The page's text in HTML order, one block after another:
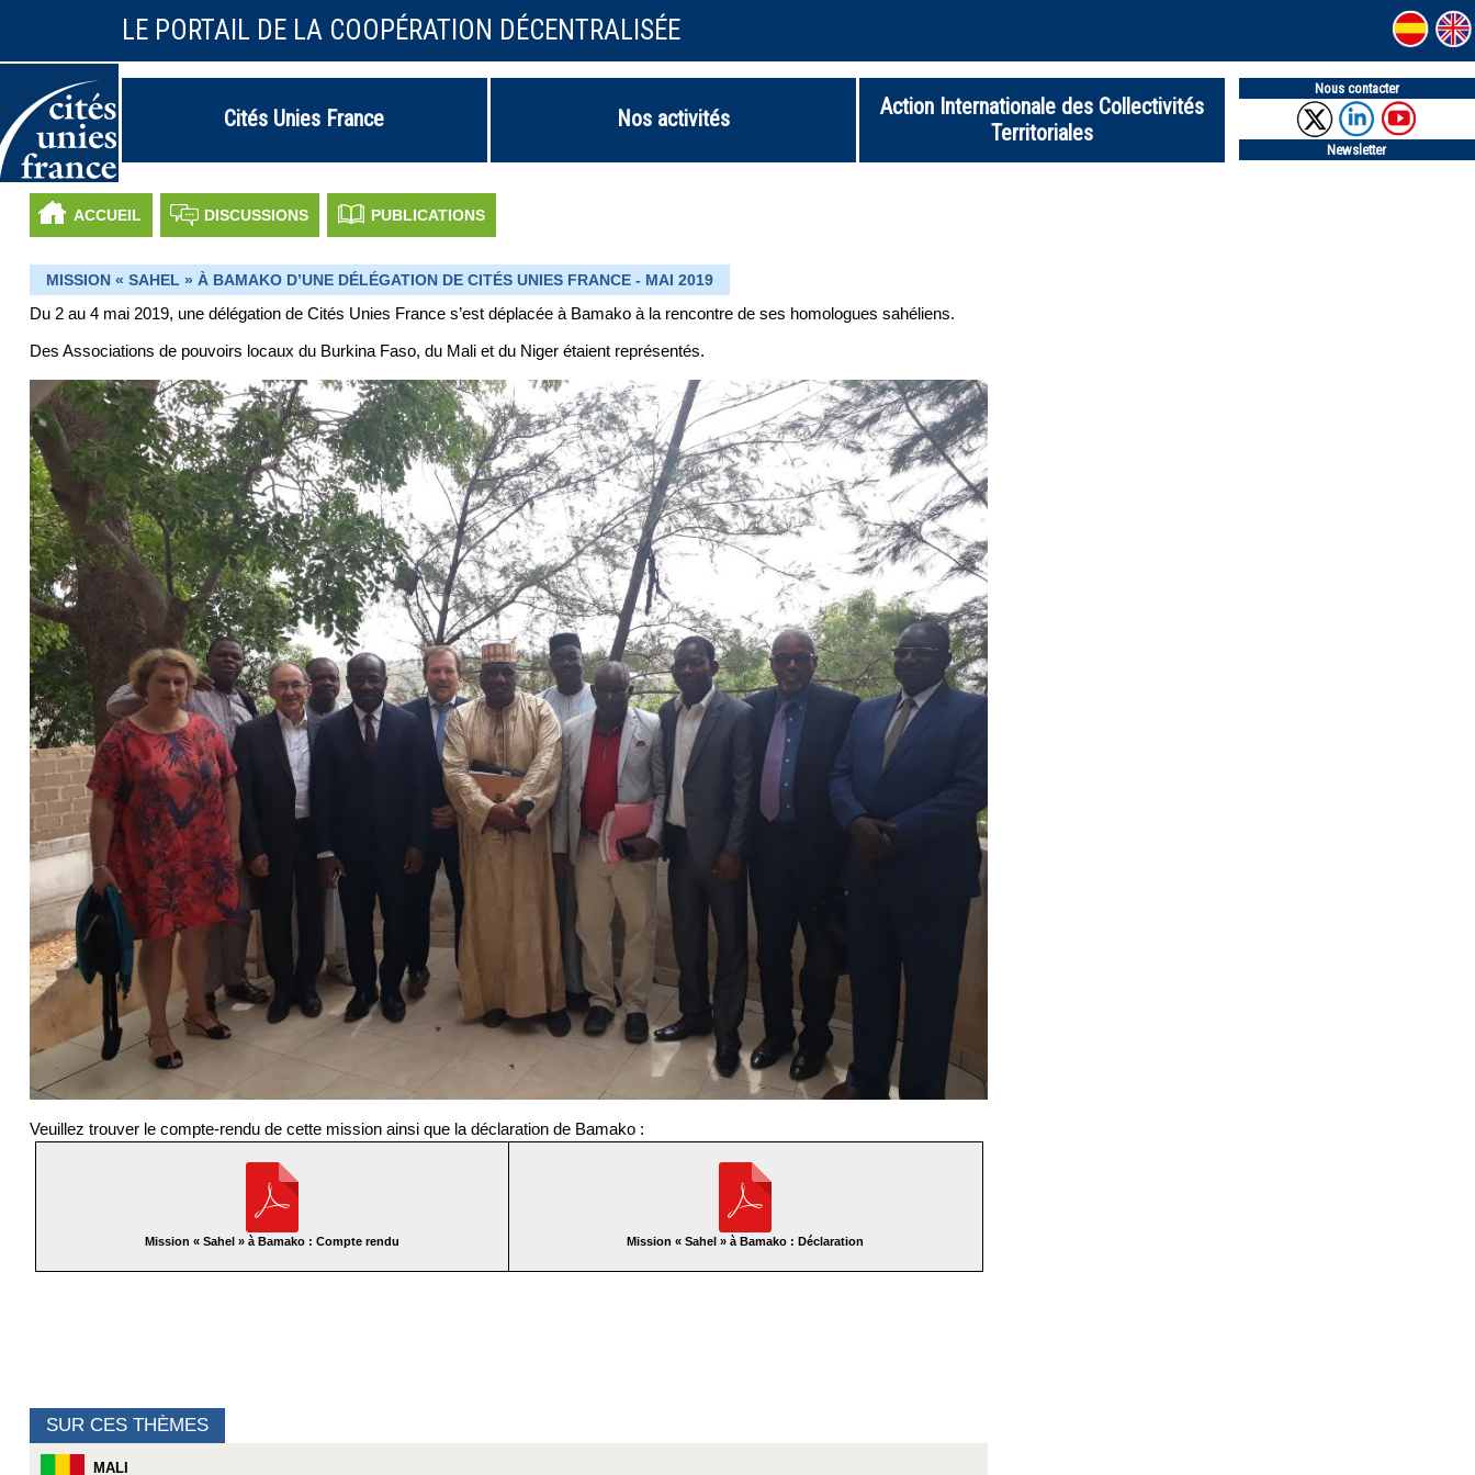
LE PORTAIL DE LA COOPÉRATION DÉCENTRALISÉE
Cités Unies France Nos activités
Action Internationale des Collectivités
Territoriales
Nous contacter
Newsletter
ACCUEIL DISCUSSIONS PUBLICATIONS
MISSION « SAHEL » À BAMAKO D’UNE DÉLÉGATION DE CITÉS UNIES FRANCE - MAI 2019
Du 2 au 4 mai 2019, une délégation de Cités Unies France s’est déplacée à Bamako à la rencontre de ses homologues sahéliens.
Des Associations de pouvoirs locaux du Burkina Faso, du Mali et du Niger étaient représentés.
Veuillez trouver le compte-rendu de cette mission ainsi que la déclaration de Bamako :
Mission « Sahel » à Bamako : Compte rendu Mission « Sahel » à Bamako : Déclaration
SUR CES THÈMES
MALI